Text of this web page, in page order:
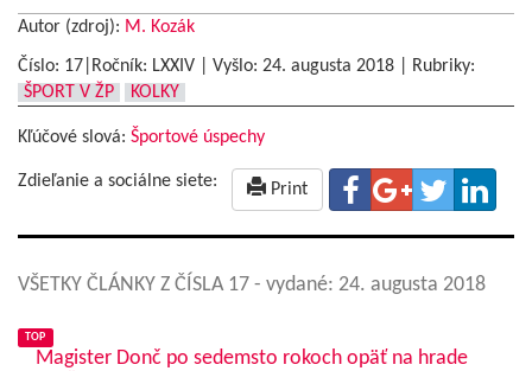
Autor (zdroj): M. Kozák
Číslo: 17|Ročník: LXXIV | Vyšlo: 24. augusta 2018
Rubriky:
ŠPORT V ŽP
KOLKY
Kľúčové slová: Športové úspechy
Zdieľanie a sociálne siete: Print
VŠETKY ČLÁNKY Z ČÍSLA 17 - vydané: 24. augusta 2018
TOP
Magister Donč po sedemsto rokoch opäť na hrade